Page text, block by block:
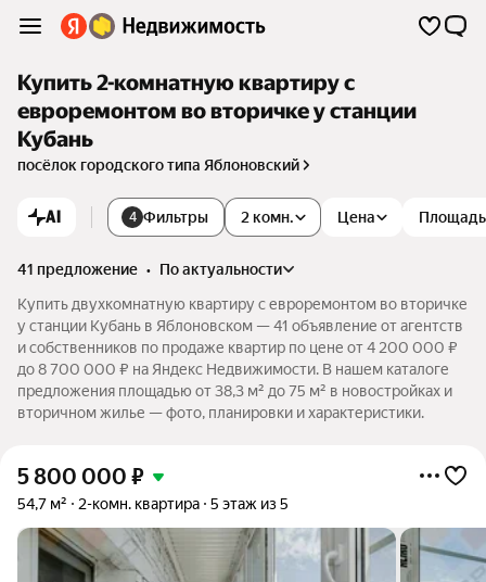
Купить 2-комнатную квартиру с
евроремонтом во вторичке у станции
Кубань
посёлок городского типа Яблоновский
AI 4 Фильтры 2 комн. Цена Площадь
41 предложение •
по актуальности
Купить двухкомнатную квартиру с евроремонтом во вторичке
у станции Кубань в Яблоновском — 41 объявление от агентств
и собственников по продаже квартир по цене от 4 200 000 ₽
до 8 700 000 ₽ на Яндекс Недвижимости. В нашем каталоге
предложения площадью от 38,3 м² до 75 м² в новостройках и
вторичном жилье — фото, планировки и характеристики.
5 800 000 ₽
54,7 м² 2-комн. квартира 5 этаж из 5